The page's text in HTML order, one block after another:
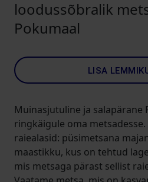
loodussõbralik
Pokumaal
LISA
Muinasjutuline ja salapärane
ringkäigule oma
raiealasid: püsimetsana
maastikku, kus on tehtud
mis metsaga pärast sellist